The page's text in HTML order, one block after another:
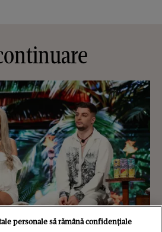
personale să rămână confidențiale